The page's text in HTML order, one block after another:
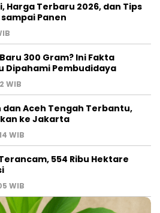
Harga Terbaru 2026, dan Tips
Panen
300 Gram? Ini Fakta
Dipahami Pembudidaya
WIB
dan Aceh Tengah Terbantu,
ke Jakarta
WIB
554 Ribu Hektare
WIB